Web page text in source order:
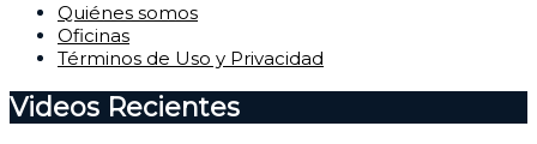
Quiénes somos
Oficinas
Términos de Uso y Privacidad
Videos Recientes